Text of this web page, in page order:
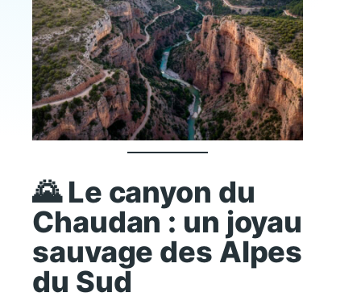
🌄 Le canyon du
Chaudan : un joyau
sauvage des Alpes
du Sud